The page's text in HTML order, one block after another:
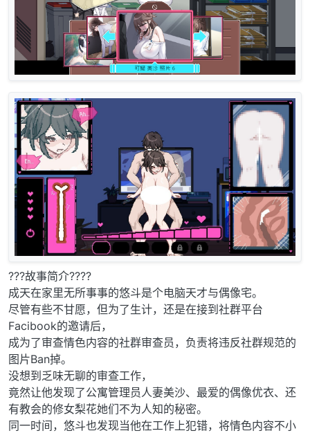
???故事简介????
成天在家里无所事事的悠斗是个电脑天才与偶像宅。
尽管有些不甘愿，但为了生计，还是在接到社群平台
Facibook的邀请后，
成为了审查情色内容的社群审查员，负责将违反社群规范的
图片Ban掉。
没想到乏味无聊的审查工作，
竟然让他发现了公寓管理员人妻美沙、最爱的偶像优衣、还
有教会的修女梨花她们不为人知的秘密。
同一时间，悠斗也发现当他在工作上犯错，将情色内容不小